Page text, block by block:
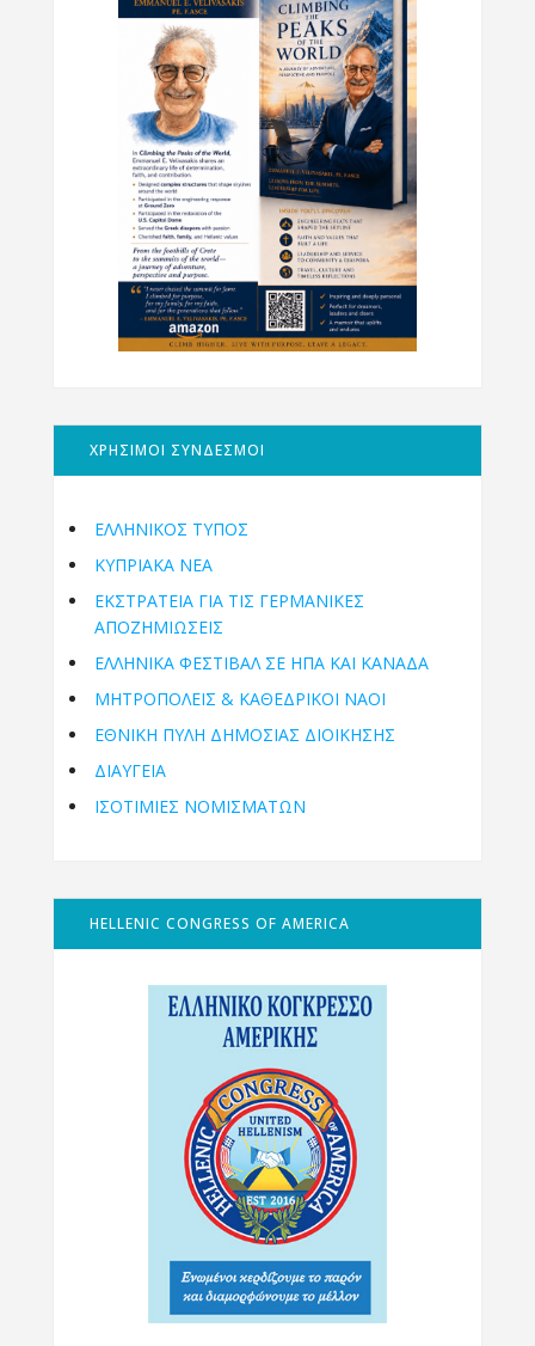
ΧΡΗΣΙΜΟΙ ΣΥΝΔΕΣΜΟΙ
ΕΛΛΗΝΙΚΟΣ ΤΥΠΟΣ
ΚΥΠΡΙΑΚΑ ΝΕΑ
ΕΚΣΤΡΑΤΕΙΑ ΓΙΑ ΤΙΣ ΓΕΡΜΑΝΙΚΕΣ
ΑΠΟΖΗΜΙΩΣΕΙΣ
ΕΛΛΗΝΙΚΆ ΦΕΣΤΙΒΆΛ ΣΕ ΗΠΑ ΚΑΙ ΚΑΝΑΔΑ
ΜΗΤΡΟΠΌΛΕΙΣ & ΚΑΘΕΔΡΙΚΟΊ ΝΑΟΊ
ΕΘΝΙΚΉ ΠΎΛΗ ΔΗΜΌΣΙΑΣ ΔΙΟΊΚΗΣΗΣ
ΔΙΑΥΓΕΙΑ
ΙΣΟΤΙΜΙΕΣ ΝΟΜΙΣΜΑΤΩΝ
HELLENIC CONGRESS OF AMERICA